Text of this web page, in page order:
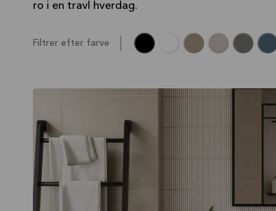
ro i en travl hverdag.
Filtrer efter farve